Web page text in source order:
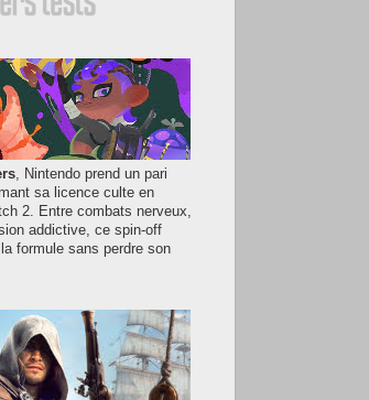
, Nintendo prend un pari
sa licence culte en
2. Entre combats nerveux,
addictive, ce spin-off
formule sans perdre son